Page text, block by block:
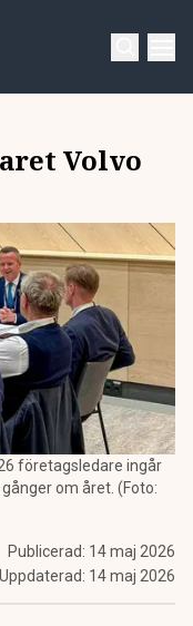
Volvo
företagsledare ingår
om året. (Foto:
Publicerad: 14 maj 2026
Uppdaterad: 14 maj 2026